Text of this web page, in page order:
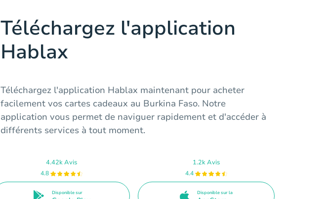
Téléchargez l'application
Hablax
Téléchargez l'application Hablax maintenant pour acheter
facilement vos cartes cadeaux au Burkina Faso. Notre
application vous permet de naviguer rapidement et d'accéder à
différents services à tout moment.
4.42k Avis
4.8
Disponible sur
1.2k Avis
4.4
Disponible sur la